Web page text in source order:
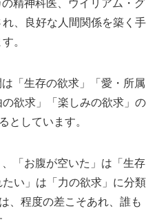
精神科医、ウイリアム・グ
、良好な人間関係を築く手
。
「生存の欲求」「愛・所属
欲求」「楽しみの欲求」の
としています。
「お腹が空いた」は「生存
い」は「力の欲求」に分類
、程度の差こそあれ、誰も